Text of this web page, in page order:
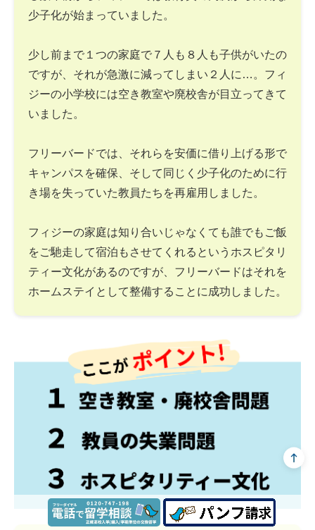
少子化が始まっていました。
少し前まで１つの家庭で７人も８人も子供がいたの
ですが、それが急激に減ってしまい２人に…。フィ
ジーの小学校には空き教室や廃校舎が目立ってきて
いました。
フリーバードでは、それらを安価に借り上げる形で
キャンパスを確保、そして同じく少子化のために行
き場を失っていた教員たちを再雇用しました。
フィジーの家庭は知り合いじゃなくても誰でもご飯
をご馳走して宿泊もさせてくれるというホスピタリ
ティー文化があるのですが、フリーバードはそれを
ホームステイとして整備することに成功しました。